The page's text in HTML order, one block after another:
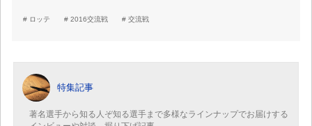
ロッテ 2016交流戦 交流戦
特集記事
著名選手から知る人ぞ知る選手まで多様なラインナップでお届けする